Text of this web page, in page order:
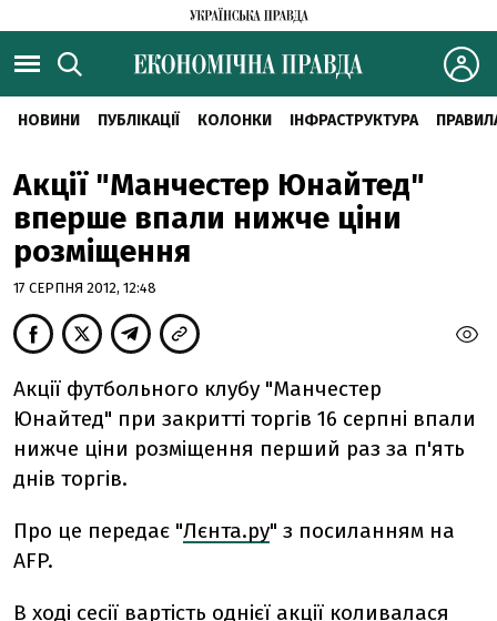
НОВИНИ ПУБЛІКАЦІЇ КОЛОНКИ ІНФРАСТРУКТУРА
Акції "Манчестер Юнайтед"
вперше впали нижче ціни
розміщення
17 СЕРПНЯ 2012, 12:48
Акції футбольного клубу "Манчестер
Юнайтед" при закритті торгів 16 серпні впали
нижче ціни розміщення перший раз за п'ять
днів торгів.
Про це передає "Лєнта.ру" з посиланням на
AFP.
В ході сесії вартість однієї акції коливалася